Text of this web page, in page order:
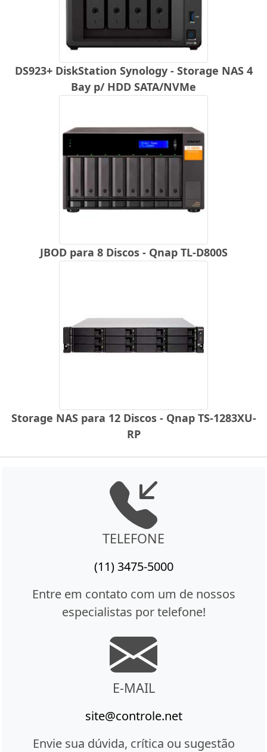
DS923+ DiskStation Synology - Storage NAS 4
Bay p/ HDD SATA/NVMe
JBOD para 8 Discos - Qnap TL-D800S
Storage NAS para 12 Discos - Qnap TS-1283XU-
RP
TELEFONE
(11) 3475-5000
Entre em contato com um de nossos
especialistas por telefone!
E-MAIL
site@controle.net
Envie sua dúvida, crítica ou sugestão